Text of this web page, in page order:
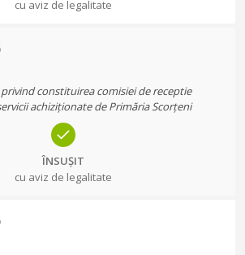
cu aviz de legalitate
constituirea comisiei de receptie
achiziționate de Primăria Scorțeni
ÎNSUȘIT
cu aviz de legalitate